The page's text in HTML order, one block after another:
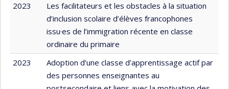
2023
Les facilitateurs et les obstacles à la situation
d’inclusion scolaire d’élèves francophones
issu·es de l’immigration récente en classe
ordinaire du primaire
2023
Adoption d’une classe d’apprentissage actif par
des personnes enseignantes au